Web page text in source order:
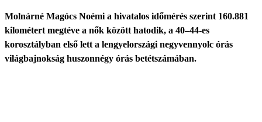
Molnárné Magócs Noémi a hivatalos időmérés szerint 160.881
kilométert megtéve a nők között hatodik, a 40–44-es
korosztályban első lett a lengyelországi negyvennyolc órás
világbajnokság huszonnégy órás betétszámában.